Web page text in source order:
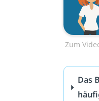
Zum
Das